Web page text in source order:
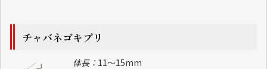
チャバネゴキブリ
体長： 11～15mm